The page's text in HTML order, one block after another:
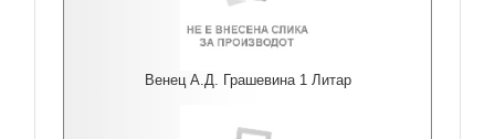
Венец А.Д. Грашевина 1 Литар